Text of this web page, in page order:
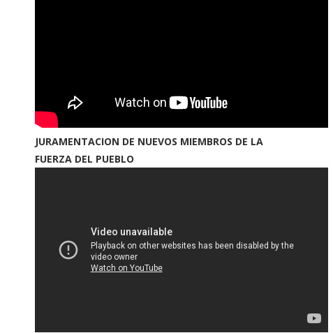
JURAMENTACION DE NUEVOS MIEMBROS DE LA
FUERZA DEL PUEBLO